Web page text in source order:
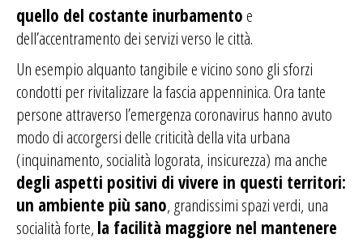
quello del costante inurbamento e
dell’accentramento dei servizi verso le città.
Un esempio alquanto tangibile e vicino sono gli sforzi
condotti per rivitalizzare la fascia appenninica. Ora tante
persone attraverso l’emergenza coronavirus hanno avuto
modo di accorgersi delle criticità della vita urbana
(inquinamento, socialità logorata, insicurezza) ma anche
degli aspetti positivi di vivere in questi territori:
un ambiente più sano, grandissimi spazi verdi, una
socialità forte, la facilità maggiore nel mantenere